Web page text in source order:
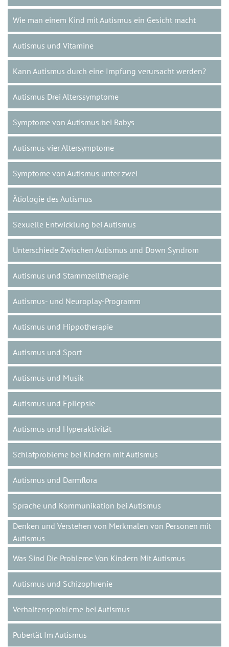
Wie man einem Kind mit Autismus ein Gesicht macht
Autismus und Vitamine
Kann Autismus durch eine Impfung verursacht werden?
Autismus Drei Alterssymptome
Symptome von Autismus bei Babys
Autismus vier Altersymptome
Symptome von Autismus unter zwei
Ätiologie des Autismus
Sexuelle Entwicklung bei Autismus
Unterschiede Zwischen Autismus und Down Syndrom
Autismus und Stammzelltherapie
Autismus- und Neuroplay-Programm
Autismus und Hippotherapie
Autismus und Sport
Autismus und Musik
Autismus und Epilepsie
Autismus und Hyperaktivität
Schlafprobleme bei Kindern mit Autismus
Autismus und Darmflora
Sprache und Kommunikation bei Autismus
Denken und Verstehen von Merkmalen von Personen mit
Autismus
Was Sind Die Probleme Von Kindern Mit Autismus
Autismus und Schizophrenie
Verhaltensprobleme bei Autismus
Pubertät Im Autismus